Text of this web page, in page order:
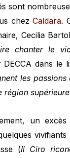
sont
chezCaldara.
Cecilia
chanter le
DECCA dans le
les
région
un
(Il Ciro